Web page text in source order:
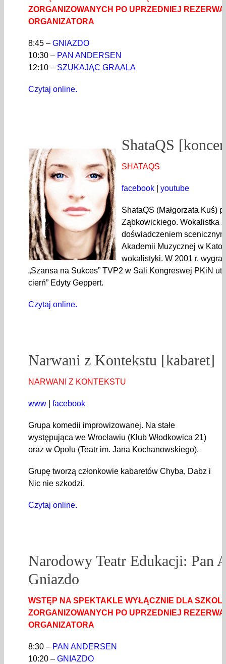
ZORGANIZOWANYCH PO UPRZEDNIEJ
ORGANIZATORA
8:45 – GNIAZDO
10:30 – PAN ANDERSEN
12:10 – SZUKAJĄC GRAALA
Czytaj online.
ShataQS
SHATAQS
facebook youtube
ShataQS (Małgorzata Kuś)
Ząbkowickiego. Wokalistka
doświadczeniem
Akademii Muzycznej w
wokalistyki. W 2001 r.
„Szansa na Sukces” TVP2 w Sali Kongreswej PKiN
cierń” Edyty Geppert.
Czytaj online.
Narwani z Kontekstu [kabaret]
NARWANI Z KONTEKSTU
www facebook
Grupa komedii improwizowanej. Na stałe
występująca we Wrocławiu (Klub Włodkowica 21)
oraz w Opolu (Teatr im. Jana Kochanowskiego).
Grupę tworzą członkowie kabaretów Chyba, Dabz i
Nic nie szkodzi.
Czytaj online.
Narodowy Teatr Edukacji: Pan
Gniazdo
WSTĘP NA SPEKTAKLE WYŁĄCZNIE DLA
ZORGANIZOWANYCH PO UPRZEDNIEJ
ORGANIZATORA
8:30 – PAN ANDERSEN
10:20 – GNIAZDO